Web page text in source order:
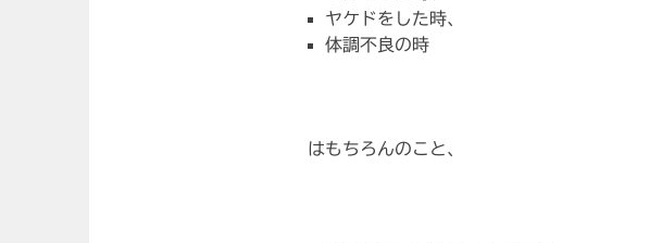
ヤケドをした時、
体調不良の時
はもちろんのこと、